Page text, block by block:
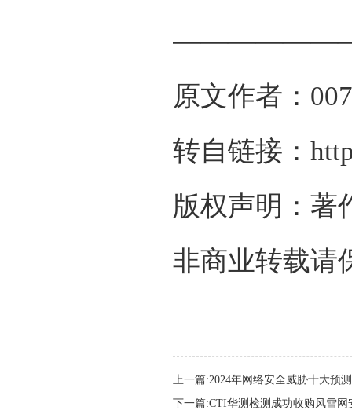
原文作者：
转自链接：
版权声明：著
非商业转载请
上一篇:2024年网络安全威胁十大预测
下一篇:CTI华测检测成功收购风雪网